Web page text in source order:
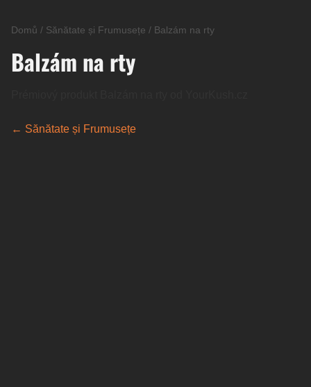
Domů / Sănătate și Frumusețe / Balzám na rty
Balzám na rty
← Sănătate și Frumusețe